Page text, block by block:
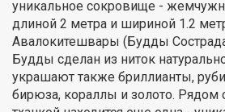
уникальное сокровище -
длиной 2 метра и шириной 1.2
Авалокитешвары (Будды
Будды сделан из ниток
украшают также бриллианты,
бирюза, кораллы и золото.